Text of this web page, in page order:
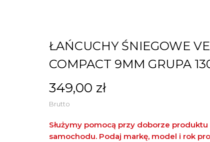
ŁAŃCUCHY ŚNIEGOWE
COMPACT 9MM GRUPA
349,00 zł
Brutto
Służymy pomocą przy doborze
samochodu. Podaj markę, model i rok